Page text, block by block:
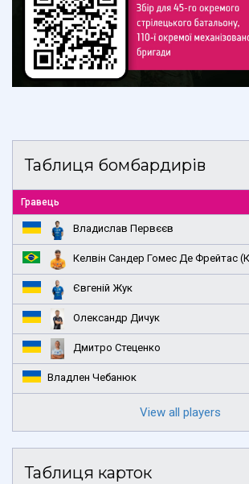
Таблиця бомбардирів
Гравець
Владислав Первєєв
Келвін Сандер Гомес Де Фрейтас
Євгеній Жук
Олександр Дичук
Дмитро Стеценко
Владлен Чебанюк
View all players
Таблиця карток